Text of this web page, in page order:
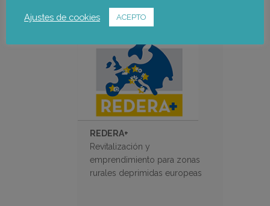
proyecto:
REDERA+
Revitalización y
emprendimiento para zonas
rurales deprimidas europeas
Ajustes de cookies ACEPTO